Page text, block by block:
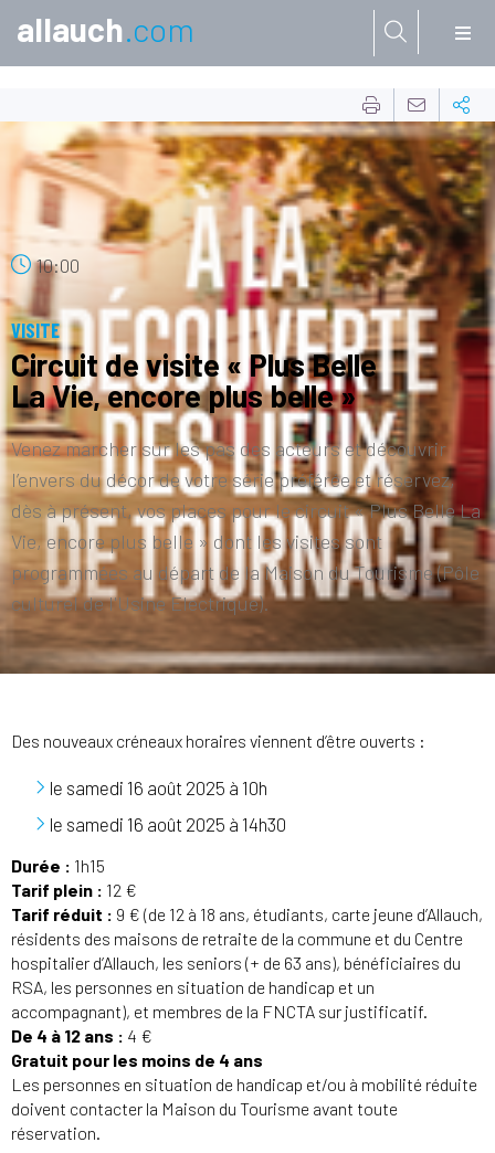
allauch.com
16
AOÛT
10:00
VISITE
Circuit de visite « Plus Belle
La Vie, encore plus belle »
Venez marcher sur les pas des acteurs et découvrir
l’envers du décor de votre série préférée et réservez,
dès à présent, vos places pour le circuit « Plus Belle La
Vie, encore plus belle » dont les visites sont
programmées au départ de la Maison du Tourisme (Pôle
culturel de l'Usine Electrique).
Des nouveaux créneaux horaires viennent d’être ouverts :
le samedi 16 août 2025 à 10h
le samedi 16 août 2025 à 14h30
Durée : 1h15
Tarif plein : 12 €
Tarif réduit : 9 € (de 12 à 18 ans, étudiants, carte jeune d’Allauch,
résidents des maisons de retraite de la commune et du Centre
hospitalier d’Allauch, les seniors (+ de 63 ans), bénéficiaires du
RSA, les personnes en situation de handicap et un
accompagnant), et membres de la FNCTA sur justificatif.
De 4 à 12 ans : 4 €
Gratuit pour les moins de 4 ans
Les personnes en situation de handicap et/ou à mobilité réduite
doivent contacter la Maison du Tourisme avant toute
réservation.